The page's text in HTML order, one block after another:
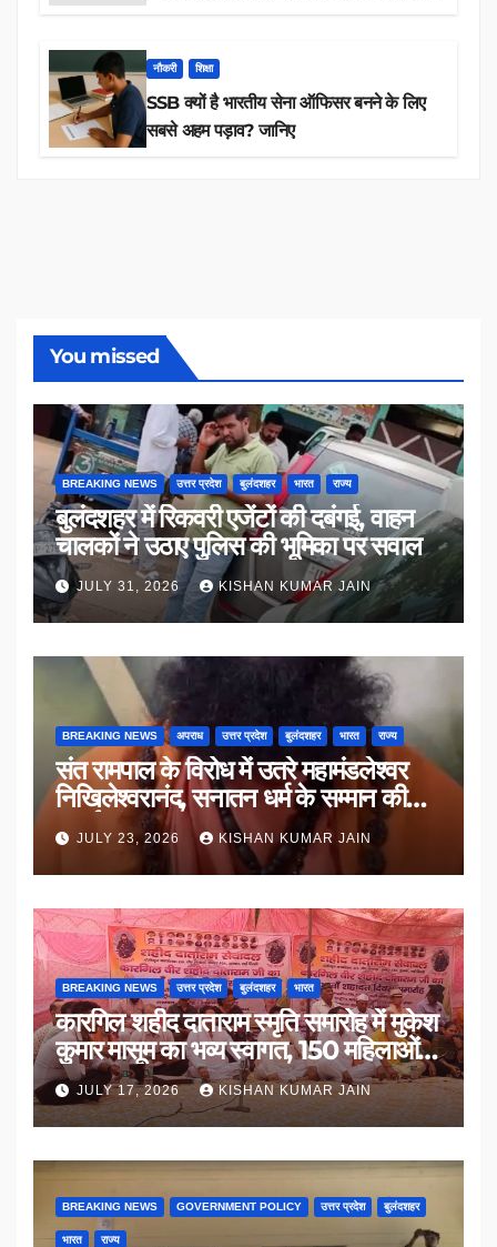
नौकरी शिक्षा
SSB क्यों है भारतीय सेना ऑफिसर बनने के लिए
सबसे अहम पड़ाव? जानिए
You missed
BREAKING NEWS उत्तर प्रदेश बुलंदशहर भारत राज्य
बुलंदशहर में रिकवरी एजेंटों की दबंगई, वाहन
चालकों ने उठाए पुलिस की भूमिका पर सवाल
JULY 31, 2026 KISHAN KUMAR JAIN
BREAKING NEWS अपराध उत्तर प्रदेश बुलंदशहर भारत राज्य
संत रामपाल के विरोध में उतरे महामंडलेश्वर
निखिलेश्वरानंद, सनातन धर्म के सम्मान की
उठाई मांग
JULY 23, 2026 KISHAN KUMAR JAIN
BREAKING NEWS उत्तर प्रदेश बुलंदशहर भारत
कारगिल शहीद दाताराम स्मृति समारोह में मुकेश
कुमार मासूम का भव्य स्वागत, 150 महिलाओं
का सम्मान
JULY 17, 2026 KISHAN KUMAR JAIN
BREAKING NEWS GOVERNMENT POLICY उत्तर प्रदेश बुलंदशहर
भारत राज्य